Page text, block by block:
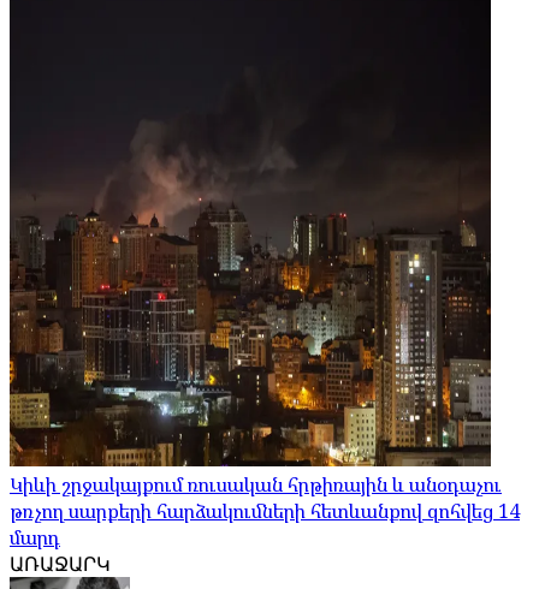
Կիևի շրջակայքում ռուսական հրթիռային և անօդաչու
թռչող սարքերի հարձակումների հետևանքով զոհվեց 14
մարդ
ԱՌԱՋԱՐԿ